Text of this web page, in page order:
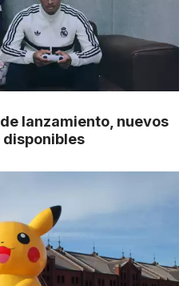
lanzamiento, nuevos
disponibles